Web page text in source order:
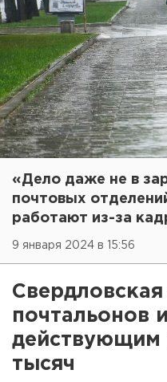
«Дело даже не в
почтовых
работают из-за
9 января 2024 в 15:56
Свердловская
почтальонов
действующим
тысяч